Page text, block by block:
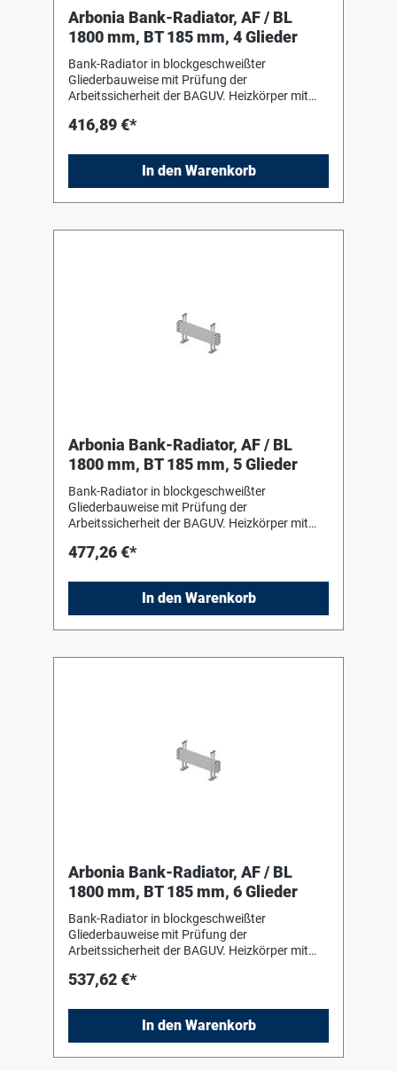
Arbonia Bank-Radiator, AF / BL
1800 mm, BT 185 mm, 4 Glieder
Bank-Radiator in blockgeschweißter
Gliederbauweise mit Prüfung der
Arbeitssicherheit der BAGUV. Heizkörper mit
DIN 55 900-2. Für liegenden Einbau mit Hilfe
Anschluss- und Blindstopfen sind werkseitig
eingedichtet, in Schrumpffolie verpackt und
soweit erforderlich mit Kantenschutz versehen.
416,89 €*
In den Warenkorb
Arbonia Bank-Radiator, AF / BL
1800 mm, BT 185 mm, 5 Glieder
Bank-Radiator in blockgeschweißter
Gliederbauweise mit Prüfung der
Arbeitssicherheit der BAGUV. Heizkörper mit
DIN 55 900-2. Für liegenden Einbau mit Hilfe
Anschluss- und Blindstopfen sind werkseitig
eingedichtet, in Schrumpffolie verpackt und
soweit erforderlich mit Kantenschutz versehen.
477,26 €*
In den Warenkorb
Arbonia Bank-Radiator, AF / BL
1800 mm, BT 185 mm, 6 Glieder
Bank-Radiator in blockgeschweißter
Gliederbauweise mit Prüfung der
Arbeitssicherheit der BAGUV. Heizkörper mit
DIN 55 900-2. Für liegenden Einbau mit Hilfe
Anschluss- und Blindstopfen sind werkseitig
eingedichtet, in Schrumpffolie verpackt und
soweit erforderlich mit Kantenschutz versehen.
537,62 €*
In den Warenkorb